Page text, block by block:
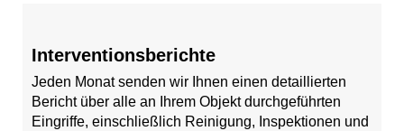
Interventionsberichte
Jeden Monat senden wir Ihnen einen detaillierten
Bericht über alle an Ihrem Objekt durchgeführten
Eingriffe, einschließlich Reinigung, Inspektionen und